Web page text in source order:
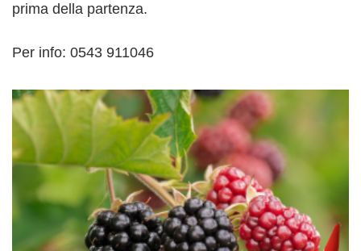
prima della partenza.
Per info: 0543 911046